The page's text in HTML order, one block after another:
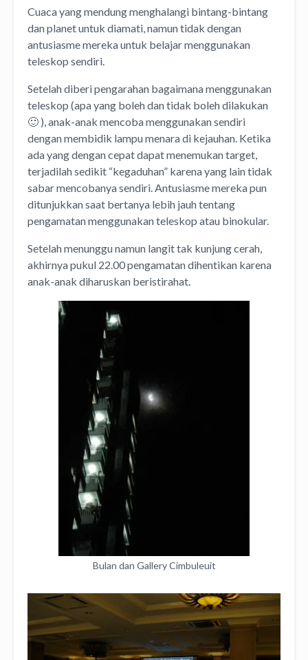
Cuaca yang mendung menghalangi bintang-bintang
dan planet untuk diamati, namun tidak dengan
antusiasme mereka untuk belajar menggunakan
teleskop sendiri.
Setelah diberi pengarahan bagaimana menggunakan
teleskop (apa yang boleh dan tidak boleh dilakukan
🙂 ), anak-anak mencoba menggunakan sendiri
dengan membidik lampu menara di kejauhan. Ketika
ada yang dengan cepat dapat menemukan target,
terjadilah sedikit “kegaduhan” karena yang lain tidak
sabar mencobanya sendiri. Antusiasme mereka pun
ditunjukkan saat bertanya lebih jauh tentang
pengamatan menggunakan teleskop atau binokular.
Setelah menunggu namun langit tak kunjung cerah,
akhirnya pukul 22.00 pengamatan dihentikan karena
anak-anak diharuskan beristirahat.
Bulan dan Gallery Cimbuleuit